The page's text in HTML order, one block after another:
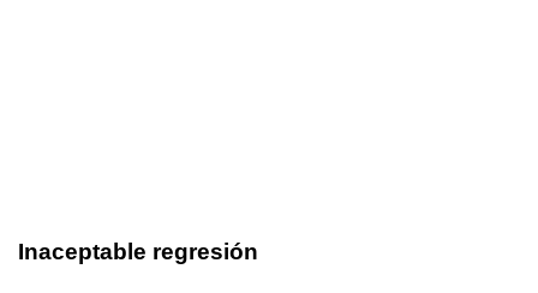
Inaceptable regresión